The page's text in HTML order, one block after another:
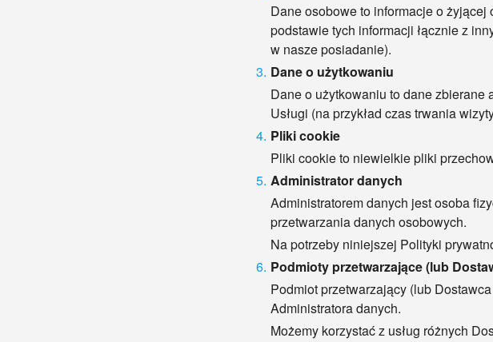
Dane osobowe to informacje o
podstawie tych informacji łącznie z
w nasze posiadanie).
Dane o użytkowaniu
Dane o użytkowaniu to dane zbierane
Usługi (na przykład czas trwania
Pliki cookie
Pliki cookie to niewielkie pliki
Administrator danych
Administratorem danych jest osoba
przetwarzania danych osobowych.
Na potrzeby niniejszej Polityki
Podmioty przetwarzające (lub
Podmiot przetwarzający (lub
Administratora danych.
Możemy korzystać z usług różnych